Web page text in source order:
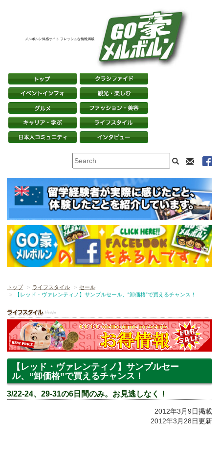
メルボルン体感サイト フレッシュな情報満載
トップ ライフスタイル
セール
【レッド・ヴァレンティノ】サンプルセール、“卸価格”で買えるチャンス！
【レッド・ヴァレンティノ】サンプルセー
ル、“卸価格”で買えるチャンス！
3/22-24、29-31の6日間のみ。お見逃しなく！
2012年3月9日掲載
2012年3月28日更新